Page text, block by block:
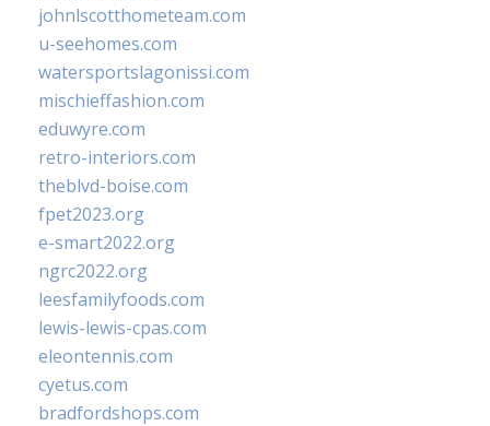
johnlscotthometeam.com
u-seehomes.com
watersportslagonissi.com
mischieffashion.com
eduwyre.com
retro-interiors.com
theblvd-boise.com
fpet2023.org
e-smart2022.org
ngrc2022.org
leesfamilyfoods.com
lewis-lewis-cpas.com
eleontennis.com
cyetus.com
bradfordshops.com